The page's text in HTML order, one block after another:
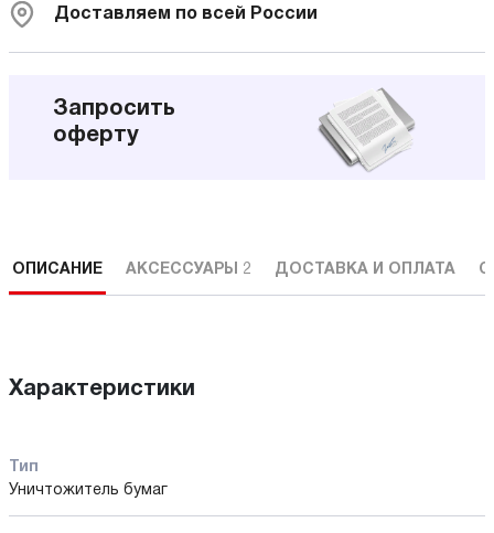
Доставляем по всей России
Запросить
оферту
ОПИСАНИЕ АКСЕССУАРЫ 2 ДОСТАВКА И ОПЛАТА
Характеристики
Тип
Уничтожитель бумаг